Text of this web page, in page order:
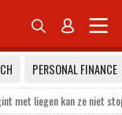
 
PERSONAL FINANCE
met liegen kan ze niet